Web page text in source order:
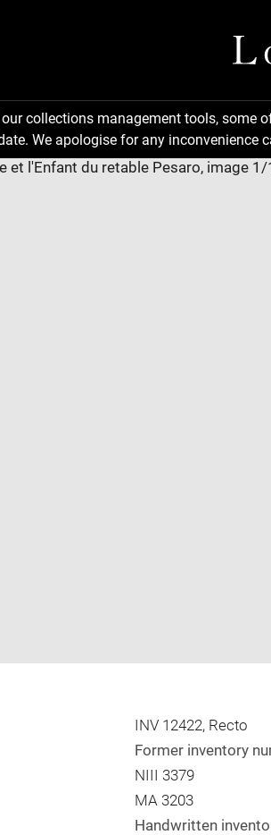
collections management tools,
We apologise for any inconvenience
new
INV 12422, Recto
Former inventory
NIII 3379
MA 3203
Handwritten